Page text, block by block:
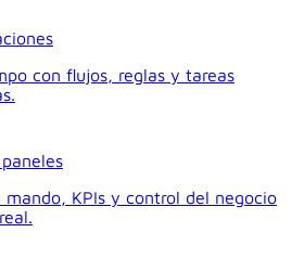
con flujos, reglas y tareas
mando, KPIs y control del negocio